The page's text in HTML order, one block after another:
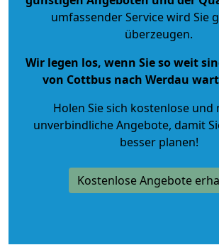
umfassender Service wird Sie
überzeugen.
Wir legen los, wenn Sie so weit
von Cottbus nach Werdau
Holen Sie sich kostenlose und
unverbindliche Angebote, damit
besser planen!
Kostenlose Angebote